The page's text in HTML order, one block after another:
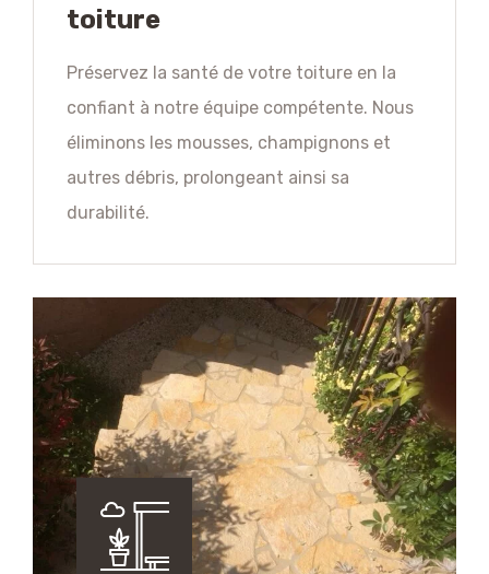
toiture
Préservez la santé de votre toiture en la
confiant à notre équipe compétente. Nous
éliminons les mousses, champignons et
autres débris, prolongeant ainsi sa
durabilité.